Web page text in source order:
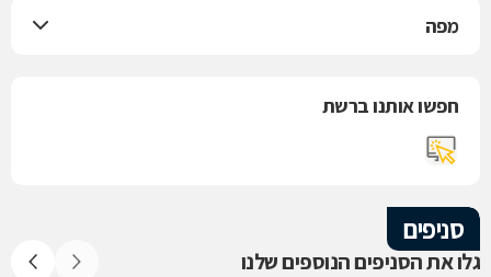
מפה
חפשו אותנו ברשת
סניפים
גלו את הסניפים הנוספים שלנו